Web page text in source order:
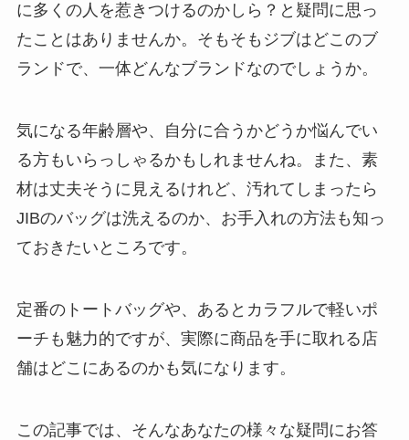
に多くの人を惹きつけるのかしら？と疑問に思っ
たことはありませんか。そもそもジブはどこのブ
ランドで、一体どんなブランドなのでしょうか。
気になる年齢層や、自分に合うかどうか悩んでい
る方もいらっしゃるかもしれませんね。また、素
材は丈夫そうに見えるけれど、汚れてしまったら
JIBのバッグは洗えるのか、お手入れの方法も知っ
ておきたいところです。
定番のトートバッグや、あるとカラフルで軽いポ
ーチも魅力的ですが、実際に商品を手に取れる店
舗はどこにあるのかも気になります。
この記事では、そんなあなたの様々な疑問にお答